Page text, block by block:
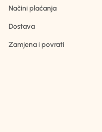
Načini plaćanja
Dostava
Zamjena i povrati